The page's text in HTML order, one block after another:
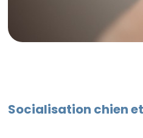
Socialisation chien